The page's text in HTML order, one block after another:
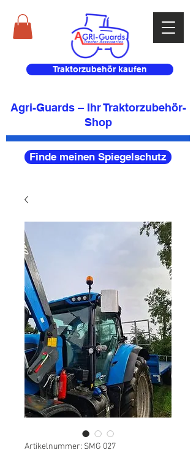
Traktorzubehör kaufen
Agri-Guards – Ihr Traktorzubehör-
Shop
Finde meinen Spiegelschutz
Artikelnummer: SMG 027